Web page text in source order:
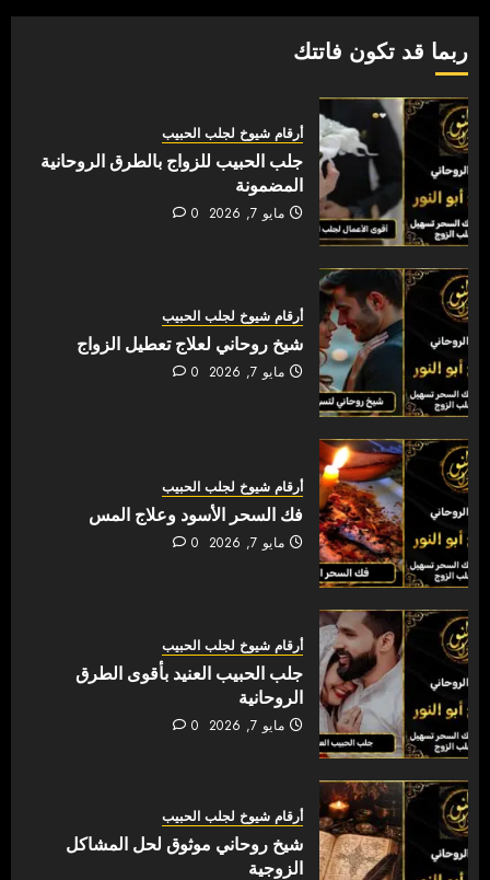
ربما قد تكون فاتتك
أرقام شيوخ لجلب الحبيب
جلب الحبيب للزواج بالطرق الروحانية
المضمونة
مايو 7, 2026 0
أرقام شيوخ لجلب الحبيب
شيخ روحاني لعلاج تعطيل الزواج
مايو 7, 2026 0
أرقام شيوخ لجلب الحبيب
فك السحر الأسود وعلاج المس
مايو 7, 2026 0
أرقام شيوخ لجلب الحبيب
جلب الحبيب العنيد بأقوى الطرق
الروحانية
مايو 7, 2026 0
أرقام شيوخ لجلب الحبيب
شيخ روحاني موثوق لحل المشاكل
الزوجية